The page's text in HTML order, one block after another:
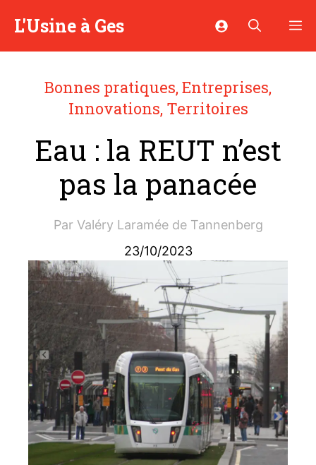
L'Usine à Ges
Bonnes pratiques,Entreprises,
Innovations, Territoires
Eau : la REUT n’est
pas la panacée
Par Valéry Laramée de Tannenberg
23/10/2023